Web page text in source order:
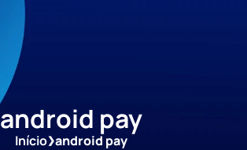
android pay
Início❯android pay